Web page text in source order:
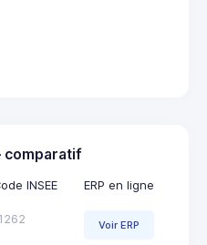
comparatif
INSEE ERP en ligne
Voir ERP